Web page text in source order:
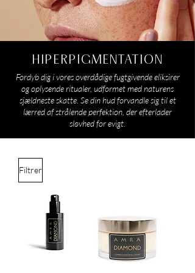
HIPERPIGMENTATION
Fordyb dig i vores overdådige fugtgivende eliksirer
og oplysende ritualer, udformet med naturens
sjældneste skatte. Se din hud forvandle sig til et
lærred af strålende perfektion, der efterlader
sløvhed for evigt.
Filtrer